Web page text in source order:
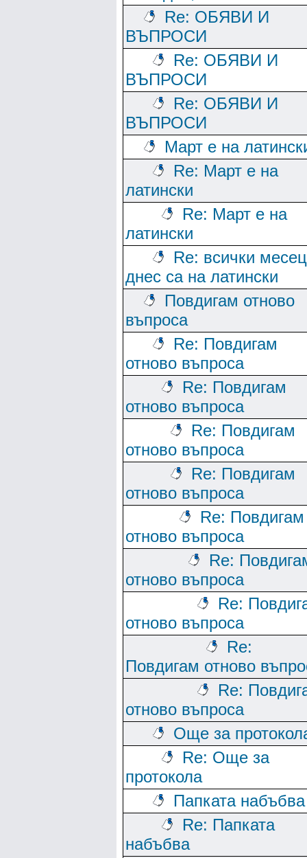
Re: ОБЯВИ И
ВЪПРОСИ
Re: ОБЯВИ И
ВЪПРОСИ
Re: ОБЯВИ И
ВЪПРОСИ
Март е на
Re: Март е на
латински
Re: Март е на
латински
Re: всички
днес са на латински
Повдигам отново
въпроса
Re: Повдигам
отново въпроса
Re: Повдигам
отново въпроса
Re: Повдигам
отново въпроса
Re: Повдигам
отново въпроса
Re: Повдигам
отново въпроса
Re:
отново въпроса
Re:
отново въпроса
Re:
Повдигам отново
Re:
отново въпроса
Още за
Re: Още за
протокола
Папката набъбва
Re: Папката
набъбва